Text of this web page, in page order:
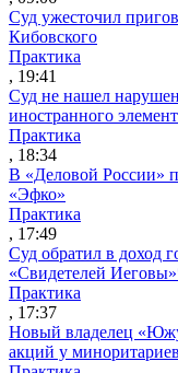
Суд ужесточил
Кибовского
Практика
, 19:41
Суд не нашел
иностранного
Практика
, 18:34
В «Деловой России»
«Эфко»
Практика
, 17:49
Суд обратил в доход
«Свидетелей
Практика
, 17:37
Новый владелец
акций у миноритариев